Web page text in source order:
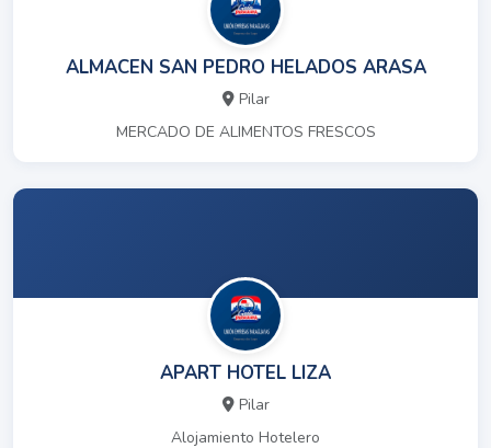
ALMACEN SAN PEDRO HELADOS ARASA
Pilar
MERCADO DE ALIMENTOS FRESCOS
APART HOTEL LIZA
Pilar
Alojamiento Hotelero